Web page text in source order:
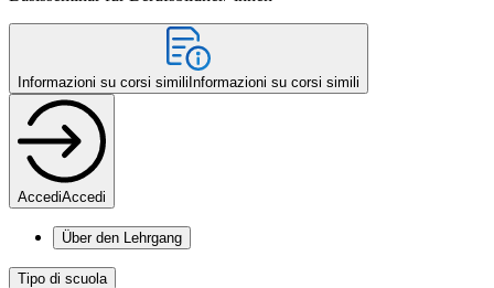
Informazioni su corsi simili Informazioni su corsi simili
AccediAccedi
Über den Lehrgang
Tipo di scuola